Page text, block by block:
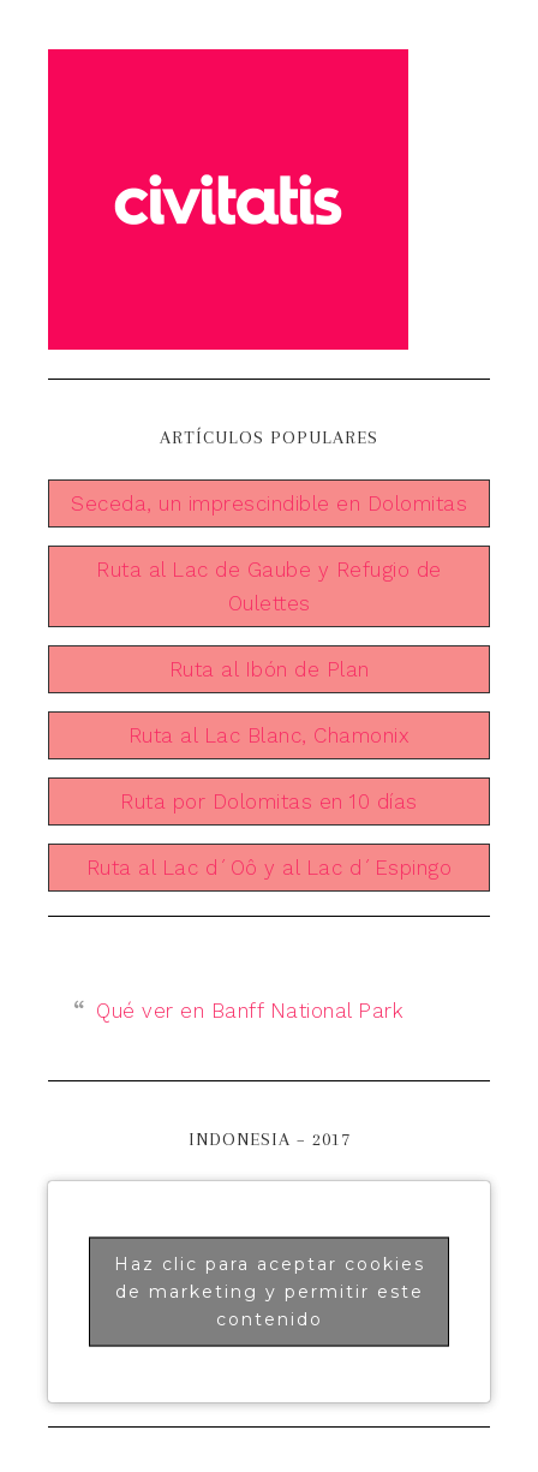
ARTÍCULOS POPULARES
Seceda, un imprescindible en Dolomitas
Ruta al Lac de Gaube y Refugio de
Oulettes
Ruta al Ibón de Plan
Ruta al Lac Blanc, Chamonix
Ruta por Dolomitas en 10 días
Ruta al Lac d´Oô y al Lac d´Espingo
Qué ver en Banff National Park
INDONESIA – 2017
Haz clic para aceptar cookies
de marketing y permitir este
contenido